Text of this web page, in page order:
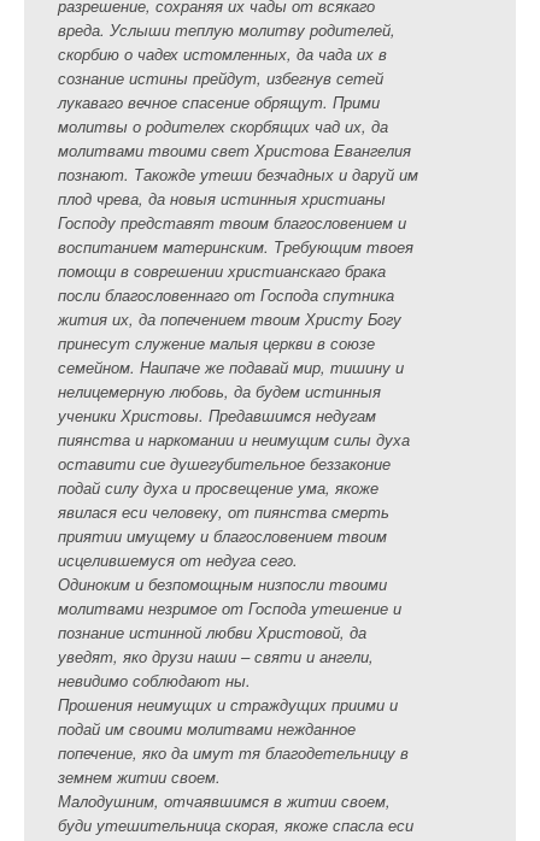
разрешение, сохраняя их чады от всякаго
вреда. Услыши теплую молитву родителей,
скорбию о чадех истомленных, да чада их в
сознание истины прейдут, избегнув сетей
лукаваго вечное спасение обрящут. Прими
молитвы о родителех скорбящих чад их, да
молитвами твоими свет Христова Евангелия
познают. Такожде утеши безчадных и даруй им
плод чрева, да новыя истинныя христианы
Господу представят твоим благословением и
воспитанием материнским. Требующим твоея
помощи в соврешении христианскаго брака
посли благословеннаго от Господа спутника
жития их, да попечением твоим Христу Богу
принесут служение малыя церкви в союзе
семейном. Наипаче же подавай мир, тишину и
нелицемерную любовь, да будем истинныя
ученики Христовы. Предавшимся недугам
пиянства и наркомании и неимущим силы духа
оставити сие душегубительное беззаконие
подай силу духа и просвещение ума, якоже
явилася еси человеку, от пиянства смерть
приятии имущему и благословением твоим
исцелившемуся от недуга сего.
Одиноким и безпомощным низпосли твоими
молитвами незримое от Господа утешение и
познание истинной любви Христовой, да
уведят, яко друзи наши – святи и ангели,
невидимо соблюдают ны.
Прошения неимущих и страждущих приими и
подай им своими молитвами нежданное
попечение, яко да имут тя благодетельницу в
земнем житии своем.
Малодушним, отчаявшимся в житии своем,
буди утешительница скорая, якоже спасла еси